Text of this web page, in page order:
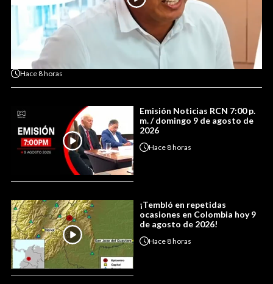
Hace8 horas
Emisión Noticias RCN 7:00 p.
m. / domingo 9 de agosto de
2026
Hace8 horas
¡Tembló en repetidas
ocasiones en Colombia hoy 9
de agosto de 2026!
Hace8 horas